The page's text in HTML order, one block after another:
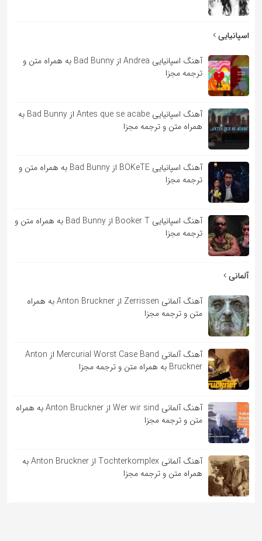
اسپانیایی
آهنگ اسپانیایی Andrea از Bad Bunny به همراه متن و
ترجمه مجزا
آهنگ اسپانیایی Antes que se acabe از Bad Bunny به
همراه متن و ترجمه مجزا
آهنگ اسپانیایی BOKeTE از Bad Bunny به همراه متن و
ترجمه مجزا
آهنگ اسپانیایی Booker T از Bad Bunny به همراه متن و
ترجمه مجزا
آلمانی
آهنگ آلمانی Zerrissen از Anton Bruckner به همراه
متن و ترجمه مجزا
آهنگ آلمانی Mercurial Worst Case Band از Anton
Bruckner به همراه متن و ترجمه مجزا
آهنگ آلمانی Wer wir sind از Anton Bruckner به همراه
متن و ترجمه مجزا
آهنگ آلمانی Tochterkomplex از Anton Bruckner به
همراه متن و ترجمه مجزا